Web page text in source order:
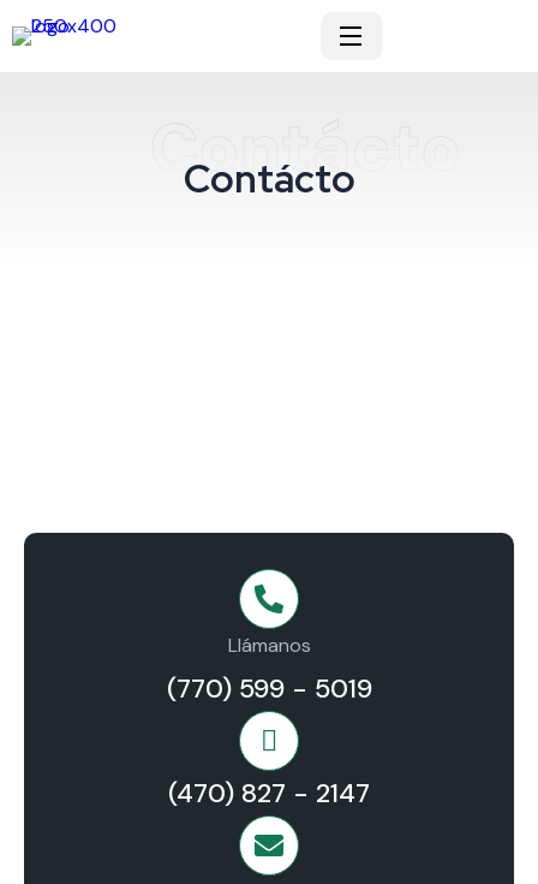
Contácto
Contácto
Llámanos
(770) 599 - 5019
(470) 827 - 2147